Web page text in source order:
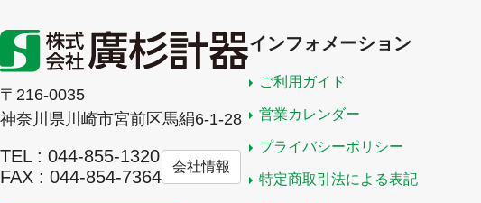
〒216-0035
神奈川県川崎市宮前区馬絹6-1-28
TEL : 044-855-1320
FAX : 044-854-7364
会社情報
インフォメーション
ご利用ガイド
営業カレンダー
プライバシーポリシー
特定商取引法による表記